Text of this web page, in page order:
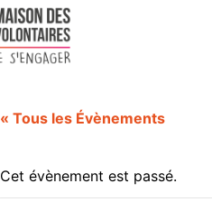
« Tous les Évènements
Cet évènement est passé.